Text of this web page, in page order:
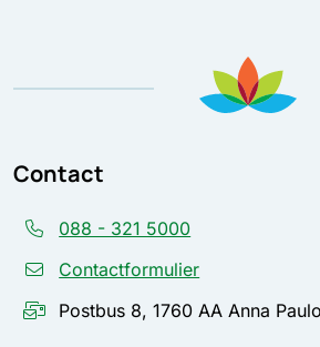
Contact
088 - 321 5000
Contactformulier
Postbus 8, 1760 AA Anna